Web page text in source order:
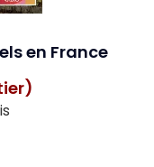
en France